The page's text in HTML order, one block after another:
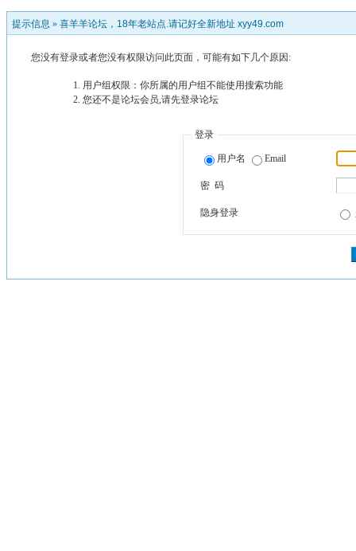
提示信息 » 喜羊羊论坛，18年老站点.请记好全新地址 xyy49.com
您没有登录或者您没有权限访问此页面，可能有如下几个原因:
用户组权限：你所属的用户组不能使用搜索功能
您还不是论坛会员,请先登录论坛
登录
用户名 Email
密 码
隐身登录